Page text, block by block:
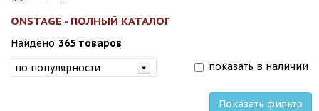
ONSTAGE - ПОЛНЫЙ КАТАЛОГ
Найдено 365 товаров
показать в наличии
Показать фильтр